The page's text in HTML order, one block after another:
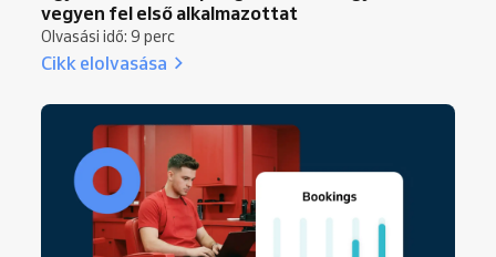
vegyen fel első alkalmazottat
Olvasási idő: 9 perc
Cikk elolvasása